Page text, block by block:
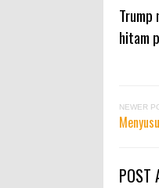
hitam
NEWER
POST